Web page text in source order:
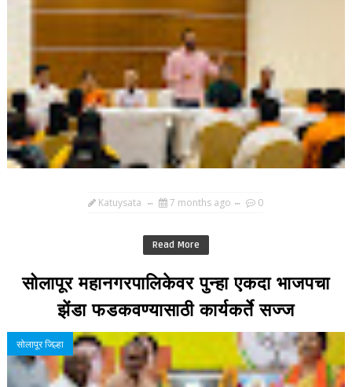
Katuysata 7 months ago 0
Read More
सोलापूर महानगरपालिकेवर पुन्हा एकदा भाजपचा
झेंडा फडकवण्यासाठी कार्यकर्ते सज्ज
सोलापूर जिल्हा